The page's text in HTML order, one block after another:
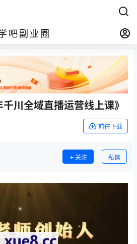
吧副业圈
川全域直播运营线上课》
前往下载
关注 私信